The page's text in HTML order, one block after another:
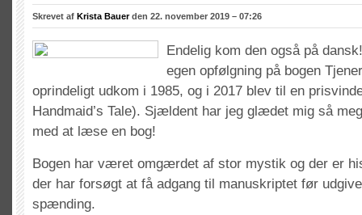
Skrevet af Krista Bauerden 22. november 2019 – 07:26
Endelig kom den også på
egen opfølgning på bogen
oprindeligt udkom i 1985, og i 2017 blev til en
Handmaid’s Tale). Sjældent har jeg glædet mig så
med at læse en bog!
Bogen har været omgærdet af stor mystik og der er
der har forsøgt at få adgang til manuskriptet før
spænding.